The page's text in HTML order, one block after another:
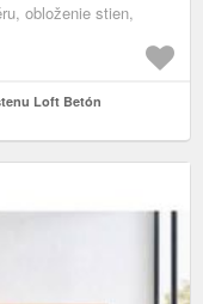
obloženie stien,
Loft Betón